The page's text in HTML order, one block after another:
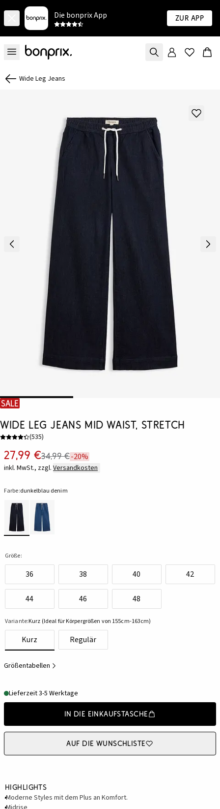
Die bonprix App Zur App
Wide Leg Jeans
SALE
Wide Leg Jeans Mid Waist, Stretch
(535)
27,99 €34,99 €-20%
inkl. MwSt., zzgl. Versandkosten
Farbe:dunkelblau denim
Größe:
36 38 40 42
44 46 48
Variante:Kurz (Ideal für Körpergrößen von 155cm-163cm)
Kurz Regulär
Größentabellen
Lieferzeit 3-5 Werktage
In die Einkaufstasche
Auf die Wunschliste
Highlights
Moderne Styles mit dem Plus an Komfort.